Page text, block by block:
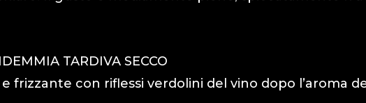
TARDIVA SECCO
frizzante con riflessi verdolini del vino dopo l’aroma